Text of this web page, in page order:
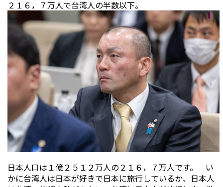
２１６，７万人で台湾人の半数以下。
日本人口は１億２５１２万人の２１６，７万人です。 い
かに台湾人は日本が好きで日本に旅行しているか、日本人